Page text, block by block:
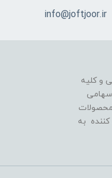
info@joftjoor.ir
و کلیه
میباشد. محصولات
کننده به